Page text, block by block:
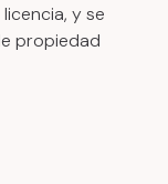
y se
propiedad